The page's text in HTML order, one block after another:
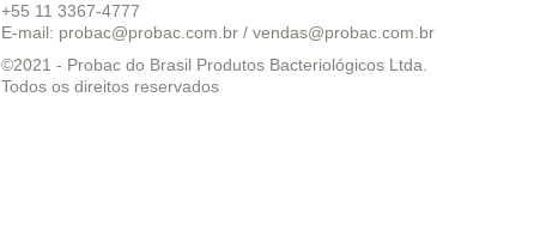
+55 11 3367-4777
E-mail: probac@probac.com.br / vendas@probac.com.br
©2021 - Probac do Brasil Produtos Bacteriológicos Ltda.
Todos os direitos reservados